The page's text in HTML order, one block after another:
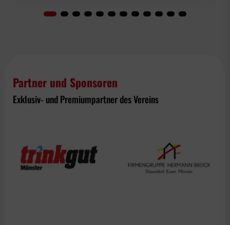
Partner und Sponsoren
Exklusiv- und Premiumpartner des Vereins